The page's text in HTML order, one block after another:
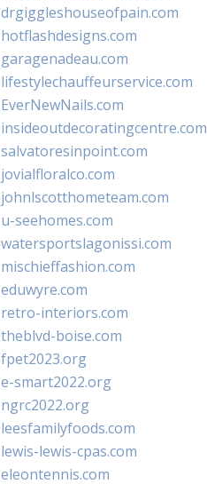
drgiggleshouseofpain.com
hotflashdesigns.com
garagenadeau.com
lifestylechauffeurservice.com
EverNewNails.com
insideoutdecoratingcentre.com
salvatoresinpoint.com
jovialfloralco.com
johnlscotthometeam.com
u-seehomes.com
watersportslagonissi.com
mischieffashion.com
eduwyre.com
retro-interiors.com
theblvd-boise.com
fpet2023.org
e-smart2022.org
ngrc2022.org
leesfamilyfoods.com
lewis-lewis-cpas.com
eleontennis.com